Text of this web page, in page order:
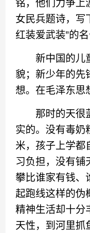
铭，他们力争上
女民兵题诗，写
红装爱武装”的名
新中国的儿童
貌；新少年的先
想。在毛泽东思
那时的天很蓝
实的。没有毒奶
米，孩子上学都
习负担，没有铺
攀比谁家有钱、
起跑线这样的伪
精神生活却十分
天性，到河里抓